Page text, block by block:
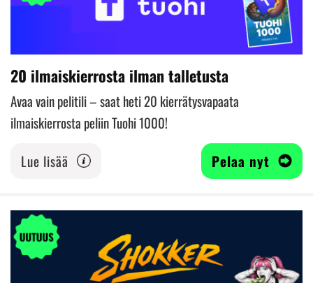
20 ilmaiskierrosta ilman talletusta
Avaa vain pelitili – saat heti 20 kierrätysvapaata
ilmaiskierrosta peliin Tuohi 1000!
Lue lisää
Pelaa nyt